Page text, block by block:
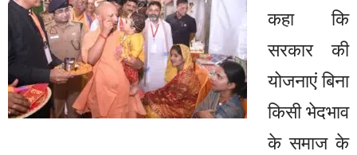
कहा कि
सरकार की
योजनाएं बिना
किसी भेदभाव
के समाज के